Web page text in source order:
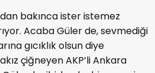
bakınca ister istemez
Acaba Güler de, sevmediği
gıcıklık olsun diye
çiğneyen AKP’li Ankara